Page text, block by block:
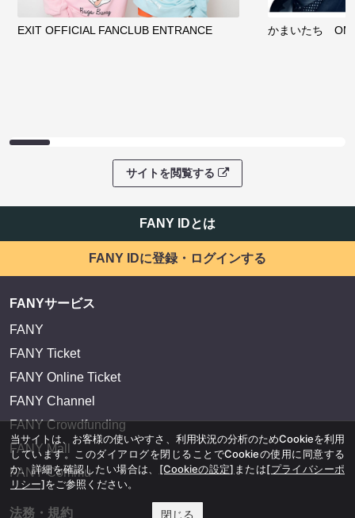
EXIT OFFICIAL FANCLUB ENTRANCE かまいたち
サイトを閲覧する
FANY IDとは
FANY IDに登録・ログインする
FANYサービス
FANY
FANY Ticket
FANY Online Ticket
FANY Channel
FANY Crowdfunding
FANY Mall
FANY Commu
法務・規約
当サイトは、お客様の使いやすさ、利用状況の分析のためCookieを利用
しています。このダイアログを閉じることでCookieの使用に同意する
か、詳細を確認したい場合は、 [Cookieの設定] または[プライバシーポ
リシー]をご参照ください。
閉じる